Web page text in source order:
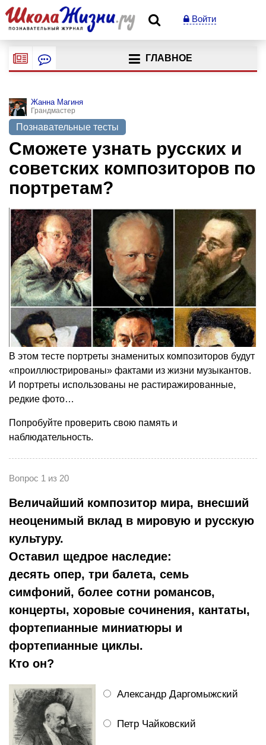
Войти
ГЛАВНОЕ
Жанна Магиня
Грандмастер
Познавательные тесты
Сможете узнать русских и
советских композиторов по
портретам?
В этом тесте портреты знаменитых композиторов будут
«проиллюстрированы» фактами из жизни музыкантов.
И портреты использованы не растиражированные,
редкие фото…
Попробуйте проверить свою память и
наблюдательность.
Вопрос 1 из 20
Величайший композитор мира, внесший
неоценимый вклад в мировую и русскую
культуру.
Оставил щедрое наследие:
десять опер, три балета, семь
симфоний, более сотни романсов,
концерты, хоровые сочинения, кантаты,
фортепианные миниатюры и
фортепианные циклы.
Кто он?
Александр Даргомыжский
Петр Чайковский